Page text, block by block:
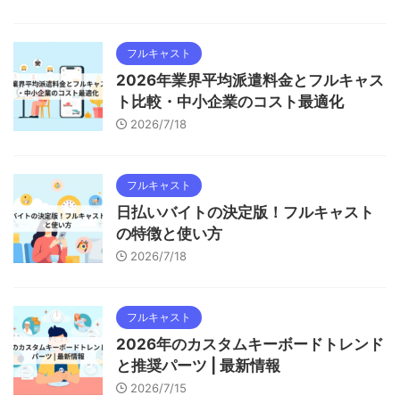
フルキャスト
2026年業界平均派遣料金とフルキャス
ト比較・中小企業のコスト最適化
2026/7/18
フルキャスト
日払いバイトの決定版！フルキャスト
の特徴と使い方
2026/7/18
フルキャスト
2026年のカスタムキーボードトレンド
と推奨パーツ | 最新情報
2026/7/15